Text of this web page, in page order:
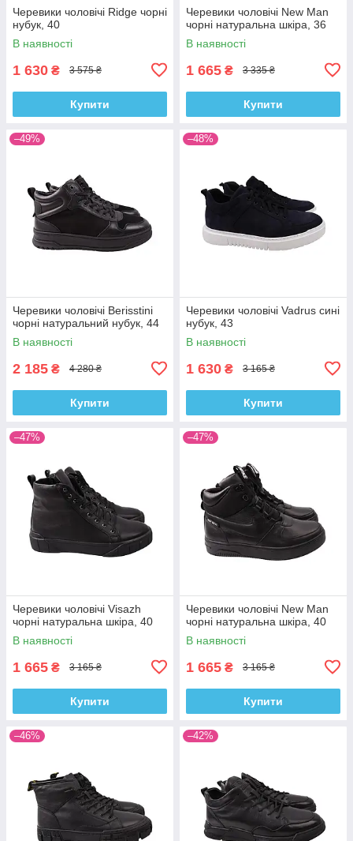
Черевики чоловічі Ridge чорні
нубук, 40
В наявності
1 630 ₴ 3 575 ₴
Купити
Черевики чоловічі New Man
чорні натуральна шкіра, 36
В наявності
1 665 ₴ 3 335 ₴
Купити
–49%
Черевики чоловічі Berisstini
чорні натуральний нубук, 44
В наявності
2 185 ₴ 4 280 ₴
Купити
–48%
Черевики чоловічі Vadrus сині
нубук, 43
В наявності
1 630 ₴ 3 165 ₴
Купити
–47%
Черевики чоловічі Visazh
чорні натуральна шкіра, 40
В наявності
1 665 ₴ 3 165 ₴
Купити
–47%
Черевики чоловічі New Man
чорні натуральна шкіра, 40
В наявності
1 665 ₴ 3 165 ₴
Купити
–46% –42%